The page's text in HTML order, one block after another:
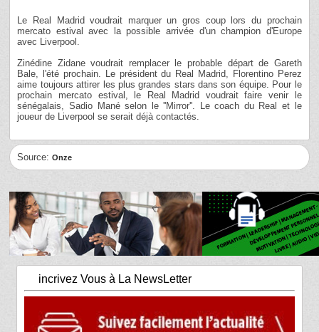
Le Real Madrid voudrait marquer un gros coup lors du prochain
mercato estival avec la possible arrivée d'un champion d'Europe
avec Liverpool.
Zinédine Zidane voudrait remplacer le probable départ de Gareth
Bale, l'été prochain. Le président du Real Madrid, Florentino Perez
aime toujours attirer les plus grandes stars dans son équipe. Pour le
prochain mercato estival, le Real Madrid voudrait faire venir le
sénégalais, Sadio Mané selon le ''Mirror''. Le coach du Real et le
joueur de Liverpool se serait déjà contactés.
Source:Onze
incrivez Vous à La NewsLetter